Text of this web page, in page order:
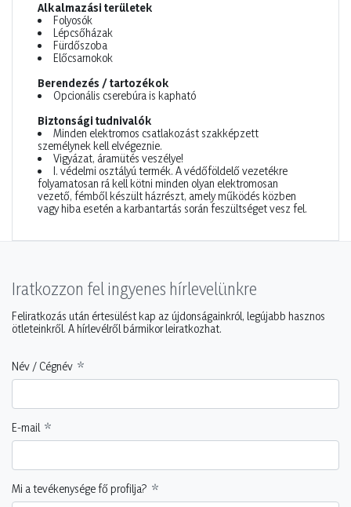
Alkalmazási területek
Folyosók
Lépcsőházak
Fürdőszoba
Előcsarnokok
Berendezés / tartozékok
Opcionális cserebúra is kapható
Biztonsági tudnivalók
Minden elektromos csatlakozást szakképzett
személynek kell elvégeznie.
Vigyázat, áramütés veszélye!
I. védelmi osztályú termék. A védőföldelő vezetékre
folyamatosan rá kell kötni minden olyan elektromosan
vezető, fémből készült házrészt, amely működés közben
vagy hiba esetén a karbantartás során feszültséget vesz fel.
Iratkozzon fel ingyenes hírlevelünkre
Feliratkozás után értesülést kap az újdonságainkról, legújabb hasznos
ötleteinkről. A hírlevélről bármikor leiratkozhat.
Név / Cégnév
E-mail
Mi a tevékenysége fő profilja?